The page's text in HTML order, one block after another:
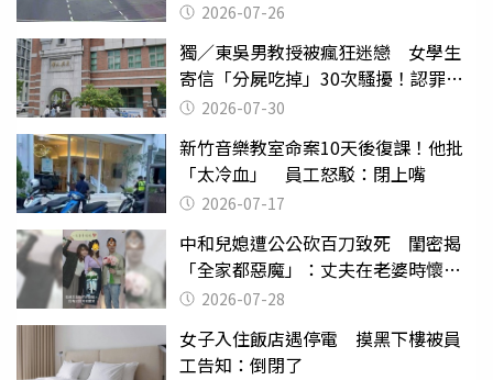
致死判9月
2026-07-26
獨／東吳男教授被瘋狂迷戀 女學生
寄信「分屍吃掉」30次騷擾！認罪免
關 2026-07-30
新竹音樂教室命案10天後復課！他批
「太冷血」 員工怒駁：閉上嘴
2026-07-17
中和兒媳遭公公砍百刀致死 閨密揭
「全家都惡魔」：丈夫在老婆時懷孕
摔東西
2026-07-28
女子入住飯店遇停電 摸黑下樓被員
工告知：倒閉了